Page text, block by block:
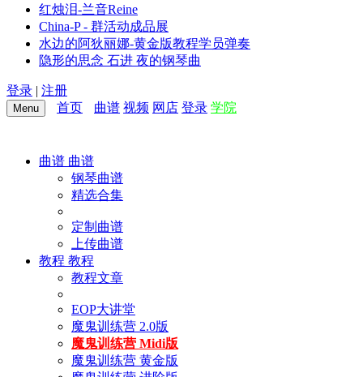
红烛泪-兰音Reine
China-P - 群活动成品展
水边的阿狄丽娜-黄金版教程学员弹奏
隐形的思念 石进 夜的钢琴曲
登录 | 注册
Menu 首页 曲谱 视频 网店 登录 学院
曲谱 曲谱
钢琴曲谱
精选合集
定制曲谱
上传曲谱
教程 教程
教程文章
EOP大讲堂
魔鬼训练营 2.0版
魔鬼训练营 Midi版
魔鬼训练营 黄金版